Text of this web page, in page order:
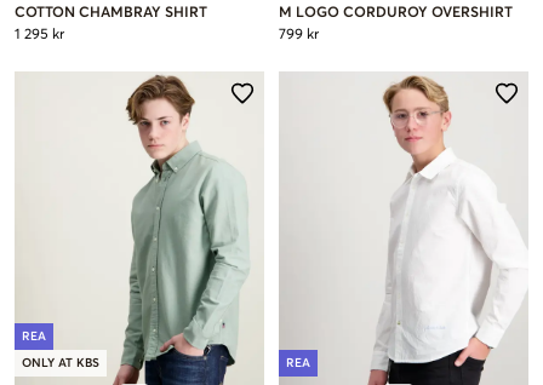
COTTON CHAMBRAY SHIRT
1 295 kr
M LOGO CORDUROY OVERSHIRT
799 kr
REA
ONLY AT KBS REA